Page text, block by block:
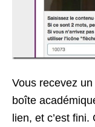
Vous recevez
boîte
lien, et c’est